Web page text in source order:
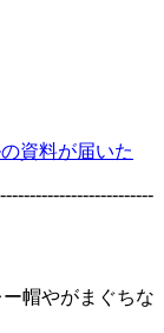
資料が届いた
帽やがまぐちな